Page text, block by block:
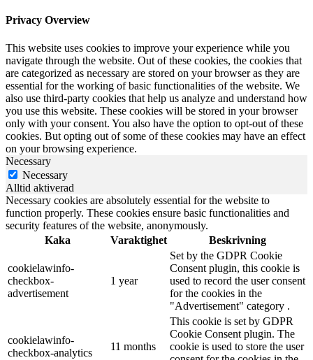
Privacy Overview
This website uses cookies to improve your experience while you
navigate through the website. Out of these cookies, the cookies that
are categorized as necessary are stored on your browser as they are
essential for the working of basic functionalities of the website. We
also use third-party cookies that help us analyze and understand how
you use this website. These cookies will be stored in your browser
only with your consent. You also have the option to opt-out of these
cookies. But opting out of some of these cookies may have an effect
on your browsing experience.
Necessary
Necessary
Alltid aktiverad
Necessary cookies are absolutely essential for the website to
function properly. These cookies ensure basic functionalities and
security features of the website, anonymously.
Kaka
Varaktighet Beskrivning
cookielawinfo-
checkbox-
advertisement
1 year
Set by the GDPR Cookie
Consent plugin, this cookie is
used to record the user consent
for the cookies in the
"Advertisement" category .
cookielawinfo-
checkbox-analytics
11 months
This cookie is set by GDPR
Cookie Consent plugin. The
cookie is used to store the user